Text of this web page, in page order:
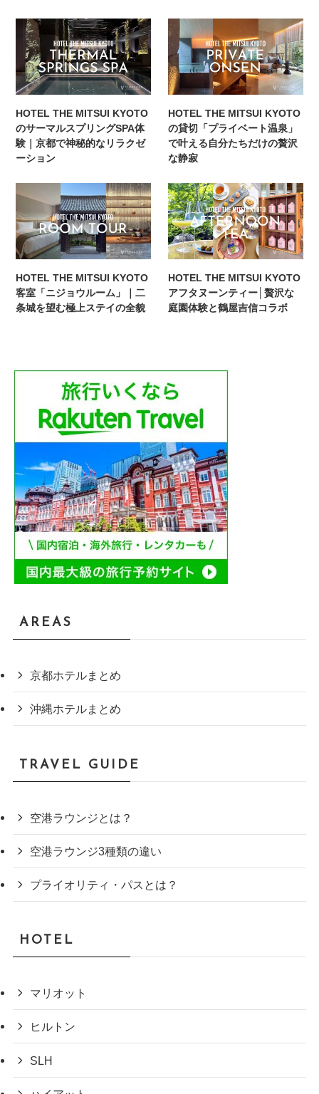
HOTEL THE MITSUI KYOTO
のサーマルスプリングSPA体
験｜京都で神秘的なリラクゼ
ーション
HOTEL THE MITSUI KYOTO
の貸切「プライベート温泉」
で叶える自分たちだけの贅沢
な静寂
HOTEL THE MITSUI KYOTO
客室「ニジョウルーム」｜二
条城を望む極上ステイの全貌
HOTEL THE MITSUI KYOTO
アフタヌーンティー│贅沢な
庭園体験と鶴屋吉信コラボ
AREAS
京都ホテルまとめ
沖縄ホテルまとめ
TRAVEL GUIDE
空港ラウンジとは？
空港ラウンジ3種類の違い
プライオリティ・パスとは？
HOTEL
マリオット
ヒルトン
SLH